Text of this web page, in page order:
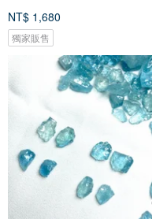
NT$ 1,680
獨家販售